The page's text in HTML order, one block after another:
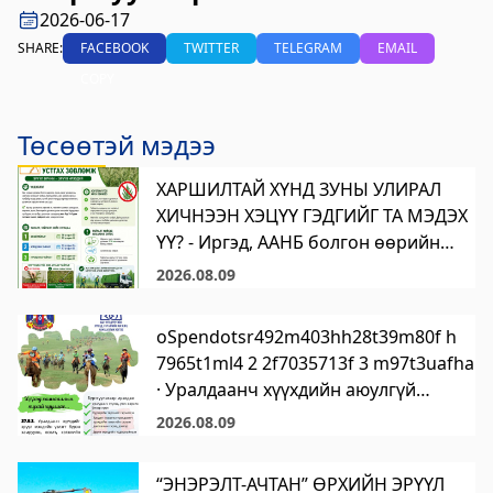
үйлчилгээний "ХУРДАН" төв
2023-06-06 13:37:31
Говьсүмбэр аймаг дахь Төрийн цахим
үйлчилгээний хэлтэс
2023-06-05 22:55:03
Дэлгэрэнгүй
Хөдөлмөр, халамжийн үйлчилгээний
2023-06-06 06:47:28
Дэлгэрэнгүй
Улсын бүртгэлийн хэлтэс
Дэлгэрэнгүй
2026-06-17
SHARE: FACEBOOK TWITTER TELEGRAM
EMAIL
Төсөөтэй мэдээ
ХАРШИЛТАЙ ХҮНД ЗУНЫ УЛИРАЛ
ХИЧНЭЭН ХЭЦҮҮ ГЭДГИЙГ ТА МЭДЭХ
ҮҮ? - Иргэд, ААНБ болгон өөрийн
эзэмшлийн талбайн шарилжийг
2026.08.09
oSpendotsr492m403hh28t39m80f h
7965t1ml4 2 2f7035713f 3 m97t3uafha
· Уралдаанч хүүхдийн аюулгүй
байдлыг уяач бүхэн анхаарах
https://legalinfo.mn/mn/detail?
2026.08.09
“ЭНЭРЭЛТ-АЧТАН” ӨРХИЙН ЭРҮҮЛ